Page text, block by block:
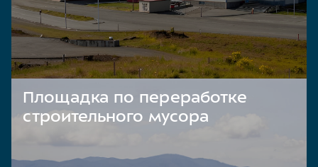
Площадка по переработке
строительного мусора